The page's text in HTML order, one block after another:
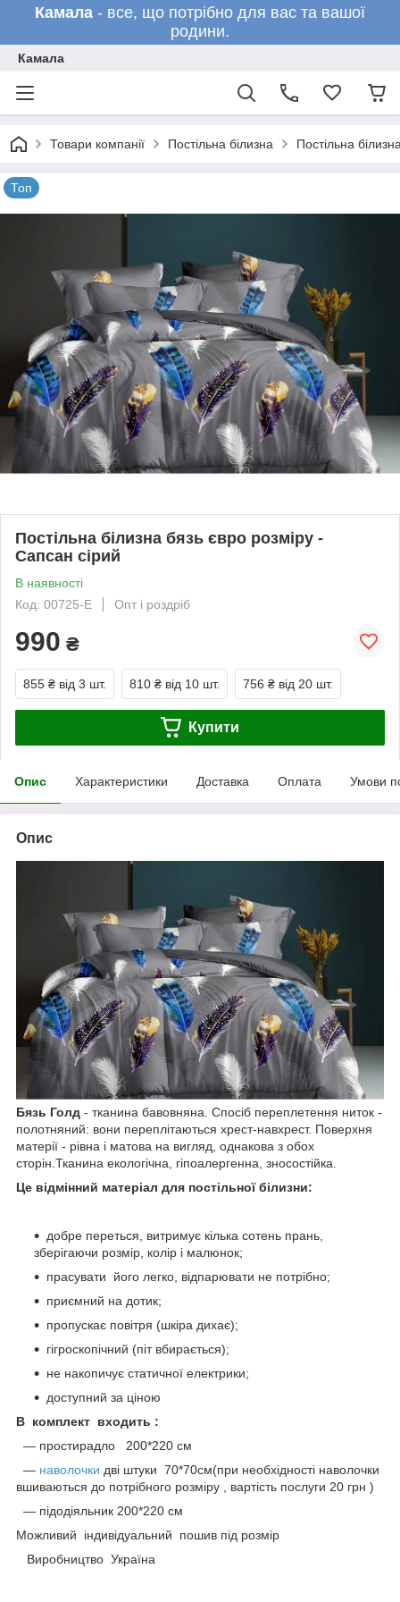
Камала - все, що потрібно для вас та вашої
родини.
Камала
Товари компанії Постільна білизна Постільна
Топ
Постільна білизна бязь євро розміру -
Сапсан сірий
В наявності
Код: 00725-E
Опт і роздріб
990 ₴
855 ₴ від 3 шт. 810 ₴ від 10 шт. 756 ₴ від 20 шт.
Купити
Опис Характеристики Доставка Оплата Умови
Опис
Бязь Голд - тканина бавовняна. Спосіб переплетення ниток -
полотняний: вони переплітаються хрест-навхрест. Поверхня
матерії - рівна і матова на вигляд, однакова з обох
сторін.Тканина екологічна, гіпоалергенна, зносостійка.
Це відмінний матеріал для постільної білизни:
добре переться, витримує кілька сотень прань,
зберігаючи розмір, колір і малюнок;
прасувати його легко, відпарювати не потрібно;
приємний на дотик;
пропускає повітря (шкіра дихає);
гігроскопічний (піт вбирається);
не накопичує статичної електрики;
доступний за ціною
В комплект входить :
― простирадло 200*220 см
― наволочки дві штуки 70*70см(при необхідності наволочки
вшиваються до потрібного розміру , вартість послуги 20 грн )
― підодіяльник 200*220 см
Можливий індивідуальний пошив під розмір
Виробництво Україна